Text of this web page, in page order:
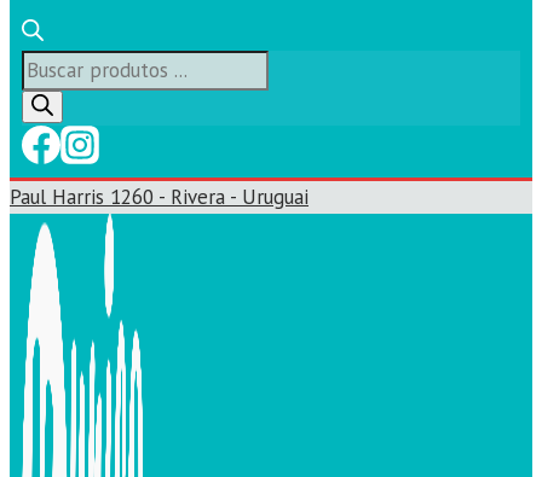
Búsqueda
de
productos
Paul Harris 1260 - Rivera - Uruguai